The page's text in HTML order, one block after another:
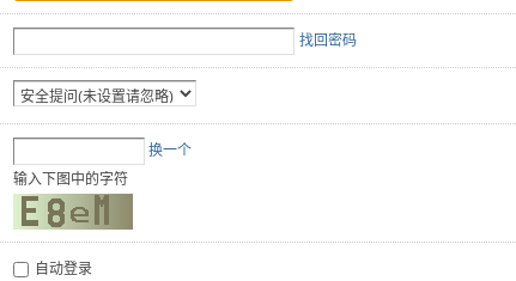
找回密码
换一个
输入下图中的字符
自动登录